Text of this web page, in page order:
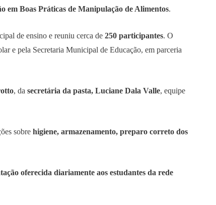
em Boas Práticas de Manipulação de Alimentos.
de ensino e reuniu cerca de 250 participantes. O
e pela Secretaria Municipal de Educação, em parceria
, da secretária da pasta, Luciane Dala Valle, equipe
sobre higiene, armazenamento, preparo correto dos
oferecida diariamente aos estudantes da rede